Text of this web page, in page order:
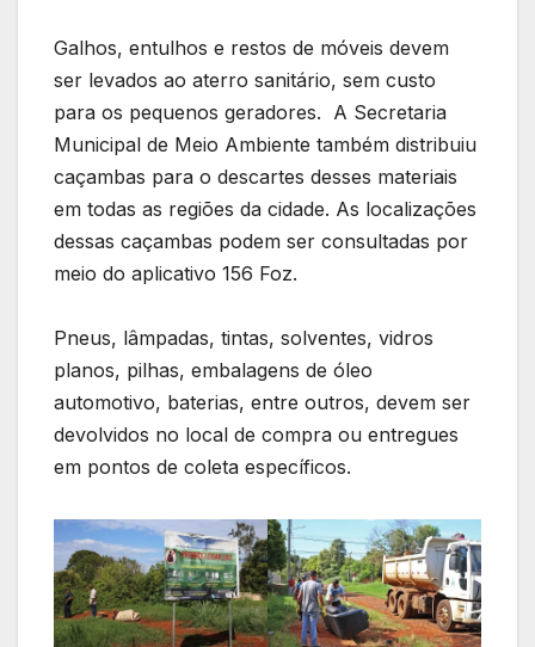
Galhos, entulhos e restos de móveis devem
ser levados ao aterro sanitário, sem custo
para os pequenos geradores. A Secretaria
Municipal de Meio Ambiente também distribuiu
caçambas para o descartes desses materiais
em todas as regiões da cidade. As localizações
dessas caçambas podem ser consultadas por
meio do aplicativo 156 Foz.
Pneus, lâmpadas, tintas, solventes, vidros
planos, pilhas, embalagens de óleo
automotivo, baterias, entre outros, devem ser
devolvidos no local de compra ou entregues
em pontos de coleta específicos.